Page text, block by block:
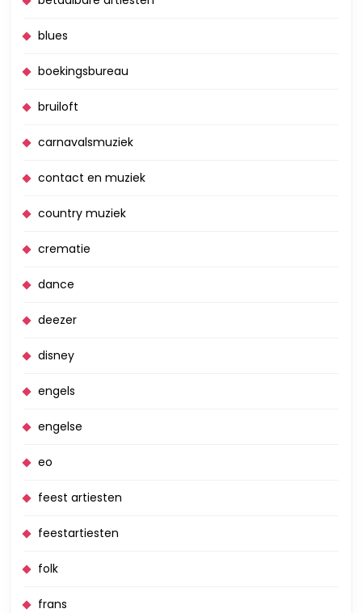
blues
boekingsbureau
bruiloft
carnavalsmuziek
contact en muziek
country muziek
crematie
dance
deezer
disney
engels
engelse
eo
feest artiesten
feestartiesten
folk
frans